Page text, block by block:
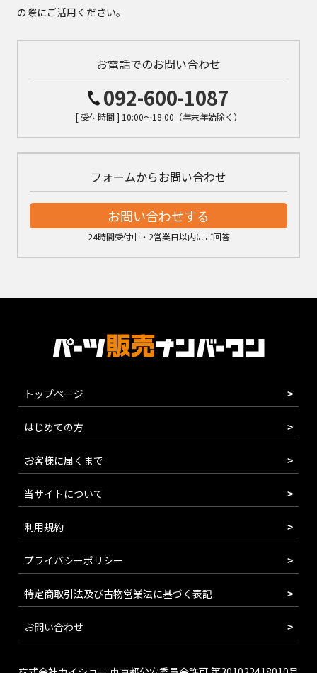
の際にご活用ください。
お電話でのお問い合わせ
092-600-1087
[ 受付時間 ] 10:00～18:00（年末年始除く）
フォームからお問い合わせ
お問い合わせする
24時間受付中・2営業日以内にご回答
トップページ
はじめての方
お客様に届くまで
当サイトについて
利用規約
プライバシーポリシー
特定商取引法及び古物営業法に基づく表記
お問い合わせ